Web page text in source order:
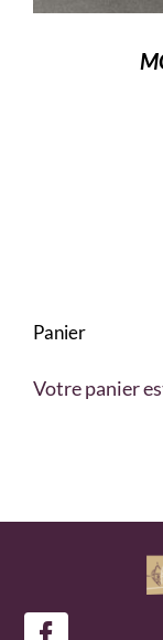
Panier
Votre panier